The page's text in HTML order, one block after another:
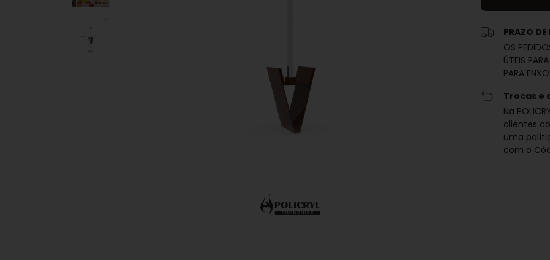
PRAZO
OS
ÚTEIS
PARA
Trocas e
Na
clientes
uma
com o